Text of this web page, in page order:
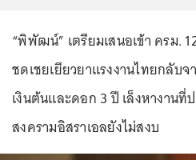
“พิพัฒน์” เตรียมเสนอเข้า ครม.
ชดเชยเยียวยาแรงงานไทยกลับ
เงินต้นและดอก 3 ปี เล็งหางานที่
สงครามอิสราเอลยังไม่สงบ